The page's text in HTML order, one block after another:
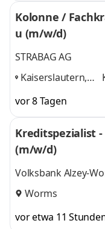
Kolonne /
u (m/w/d)
STRABAG AG
Kaiserslautern,
Sprendlingen
vor 8 Tagen
Kreditspezialist
(m/w/d)
Volksbank Alzey-
Worms
vor etwa 11